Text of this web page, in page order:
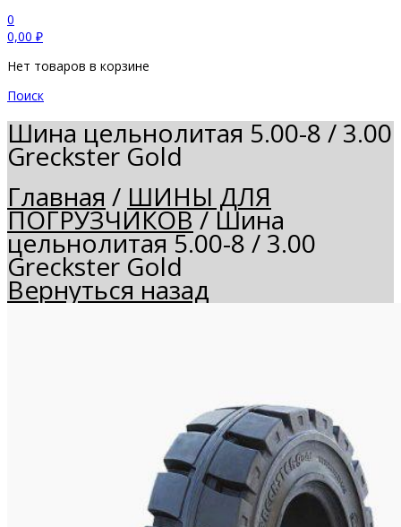
0
0,00 ₽
Нет товаров в корзине
Поиск
Шина цельнолитая 5.00-8 / 3.00
Greckster Gold
Главная / ШИНЫ ДЛЯ
ПОГРУЗЧИКОВ/Шина
цельнолитая 5.00-8 / 3.00
Greckster Gold
Вернуться назад